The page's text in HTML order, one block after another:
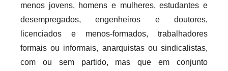
menos jovens, homens e mulheres, estudantes e
desempregados, engenheiros e doutores,
licenciados e menos-formados, trabalhadores
formais ou informais, anarquistas ou sindicalistas,
com ou sem partido, mas que em conjunto